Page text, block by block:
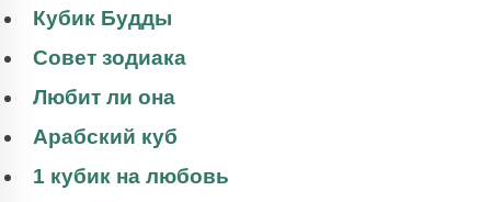
Кубик Будды
Совет зодиака
Любит ли она
Арабский куб
1 кубик на любовь